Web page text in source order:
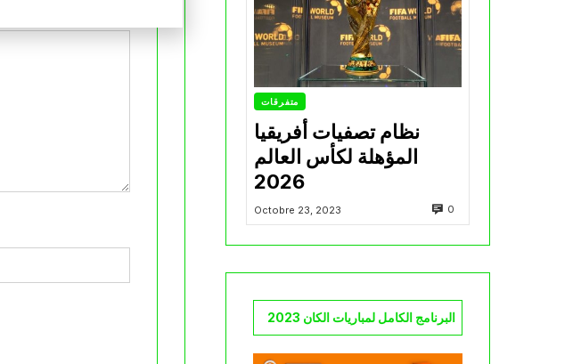
متفرقات
نظام تصفيات أفريقيا
المؤهلة لكأس العالم
2026
Octobre 23, 2023 0
البرنامج الكامل لمباريات الكان 2023